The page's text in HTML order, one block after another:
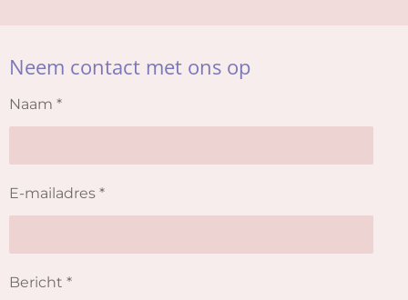
Neem contact met ons op
Naam *
E-mailadres *
Bericht *